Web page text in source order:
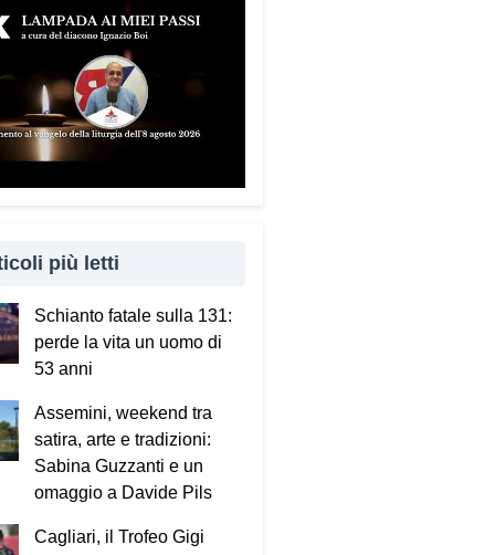
più letti
Schianto fatale sulla 131:
perde la vita un uomo di
53 anni
Assemini, weekend tra
satira, arte e tradizioni:
Sabina Guzzanti e un
omaggio a Davide Pils
Cagliari, il Trofeo Gigi